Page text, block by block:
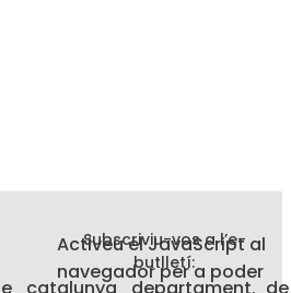
Subscriviu-vos a l’e-
butlletí:
Activeu el JavaScript al
navegador per a poder